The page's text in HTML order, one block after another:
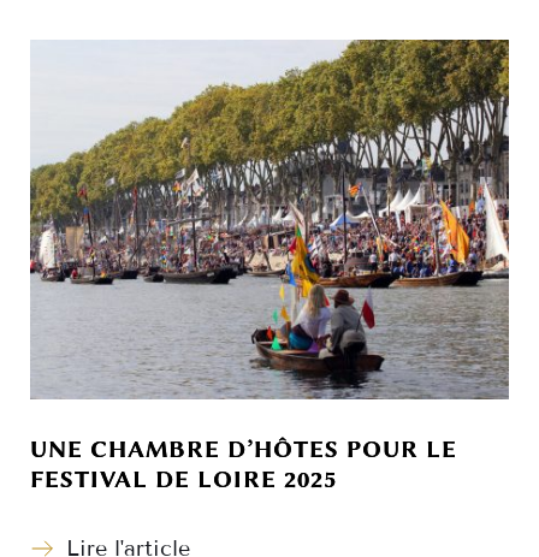
UNE CHAMBRE D’HÔTES POUR LE
FESTIVAL DE LOIRE 2025
Lire l'article